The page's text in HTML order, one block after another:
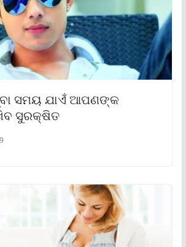
ସମୟ ଯାଏଁ ଆପଣଙ୍କ
ସୁରକ୍ଷିତ